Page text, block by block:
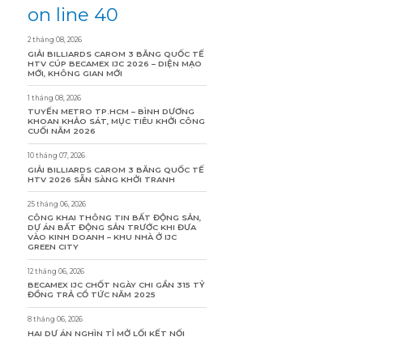
on line 40
2 tháng 08, 2026
GIẢI BILLIARDS CAROM 3 BĂNG QUỐC TẾ
HTV CÚP BECAMEX IJC 2026 – DIỆN MẠO
MỚI, KHÔNG GIAN MỚI
1 tháng 08, 2026
TUYẾN METRO TP.HCM – BÌNH DƯƠNG
KHOAN KHẢO SÁT, MỤC TIÊU KHỞI CÔNG
CUỐI NĂM 2026
10 tháng 07, 2026
GIẢI BILLIARDS CAROM 3 BĂNG QUỐC TẾ
HTV 2026 SẴN SÀNG KHỞI TRANH
25 tháng 06, 2026
CÔNG KHAI THÔNG TIN BẤT ĐỘNG SẢN,
DỰ ÁN BẤT ĐỘNG SẢN TRƯỚC KHI ĐƯA
VÀO KINH DOANH – KHU NHÀ Ở IJC
GREEN CITY
12 tháng 06, 2026
BECAMEX IJC CHỐT NGÀY CHI GẦN 315 TỶ
ĐỒNG TRẢ CỔ TỨC NĂM 2025
8 tháng 06, 2026
HAI DỰ ÁN NGHÌN TỈ MỞ LỐI KẾT NỐI